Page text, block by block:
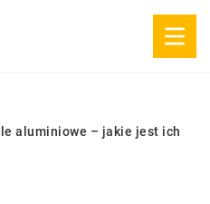
aluminiowe – jakie jest ich